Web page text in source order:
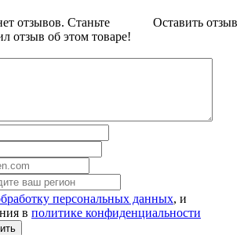
Оставить отзыв
отзывов. Станьте
отзыв об этом товаре!
персональных данных, и
в политике конфиденциальности